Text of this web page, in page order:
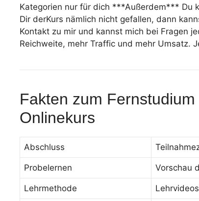
Kategorien nur für dich ***Außerdem*** Du
Dir derKurs nämlich nicht gefallen, dann
Kontakt zu mir und kannst mich bei Fragen
Reichweite, mehr Traffic und mehr Umsatz.
Fakten zum
Onlinekurs
Abschluss
Probelernen Vorschau
Lehrmethode